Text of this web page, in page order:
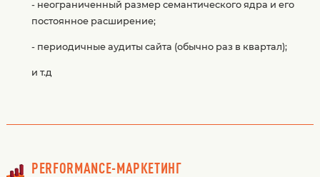
- неограниченный размер семантического ядра и его
постоянное расширение;
- периодичные аудиты сайта (обычно раз в квартал);
и т.д
PERFORMANCE-МАРКЕТИНГ